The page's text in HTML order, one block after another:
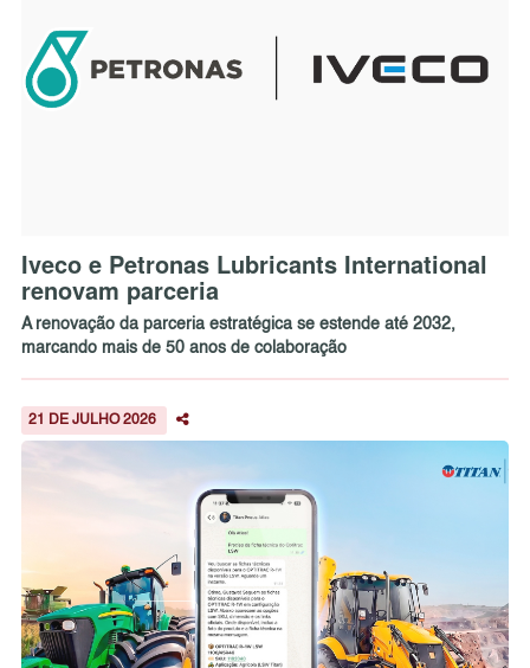
Iveco e Petronas Lubricants International
renovam parceria
A renovação da parceria estratégica se estende até 2032,
marcando mais de 50 anos de colaboração
21 DE JULHO 2026